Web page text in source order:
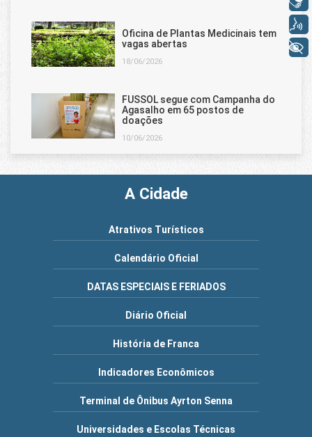
Oficina de Plantas Medicinais tem
vagas abertas
18/06/2026
FUSSOL segue com Campanha do
Agasalho em 65 postos de
doações
10/06/2026
A Cidade
Atrativos Turísticos
Calendário Oficial
DATAS ESPECIAIS E FERIADOS
Diário Oficial
História de Franca
Indicadores Econômicos
Terminal de Ônibus Ayrton Senna
Universidades e Escolas Técnicas
+ Acessibilidade